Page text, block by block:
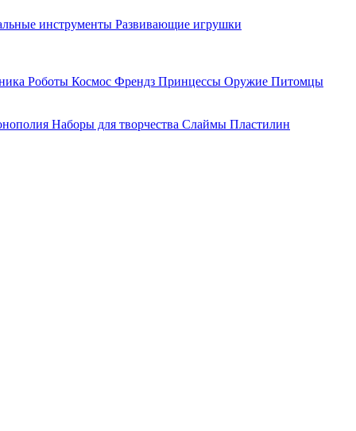
инструменты Развивающие игрушки
Роботы Космос Френдз Принцессы Оружие Питомцы
Наборы для творчества Слаймы Пластилин